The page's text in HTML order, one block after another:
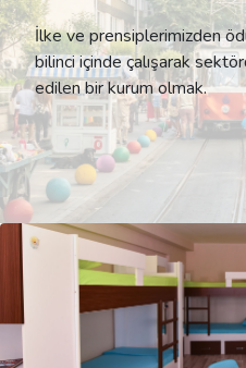
İlke ve prensiplerimizden
bilinci içinde çalışarak
edilen bir kurum olmak.